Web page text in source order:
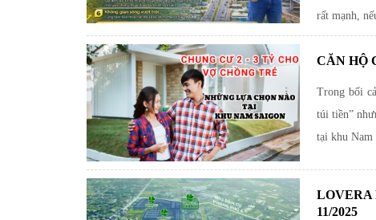
rất mạnh,
CĂN HỘ
Trong bối
túi tiền”
tại khu Nam
LOVERA
11/2025